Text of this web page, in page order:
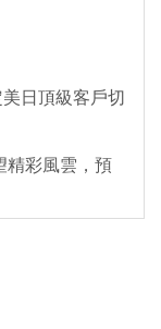
日頂級客戶切
精彩風雲，預